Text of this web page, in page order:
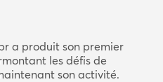
a produit son premier
les défis de
son activité.